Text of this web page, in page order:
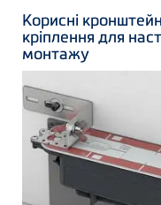
Корисні
кріплення для
монтажу